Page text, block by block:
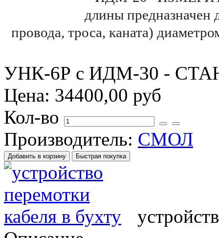
длины предназначен
провода, троса, каната)
УНК-6Р с ИДМ-30 -
Цена: 34400,00 руб
Кол-во
Производитель: СМОЛ